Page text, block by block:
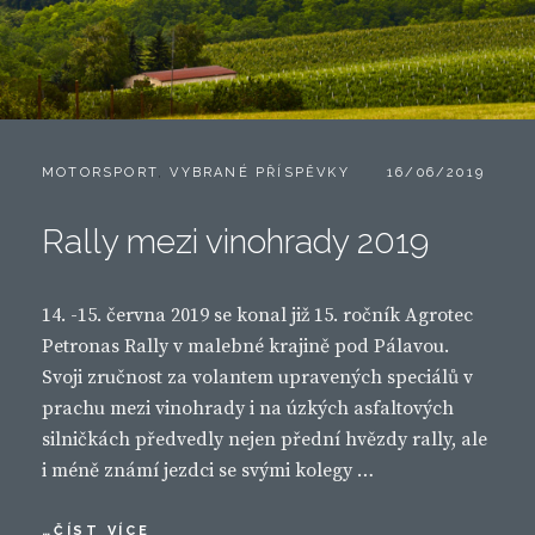
CATEGORIES:
MOTORSPORT,VYBRANÉ PŘÍSPĚVKY
POSTED
16/06/2019
Rally mezi vinohrady 2019
14. -15. června 2019 se konal již 15. ročník Agrotec
Petronas Rally v malebné krajině pod Pálavou.
Svoji zručnost za volantem upravených speciálů v
prachu mezi vinohrady i na úzkých asfaltových
silničkách předvedly nejen přední hvězdy rally, ale
i méně známí jezdci se svými kolegy …
…ČÍST VÍCE